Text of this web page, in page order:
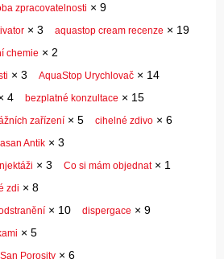
zpracovatelnosti × 9
× 3 aquastop cream recenze × 19
chemie × 2
× 3 AquaStop Urychlovač × 14
4 bezplatné konzultace × 15
zařízení × 5 cihelné zdivo × 6
Antik × 3
× 3 Co si mám objednat× 1
zdi × 8
× 10 dispergace × 9
× 5
Porosity × 6